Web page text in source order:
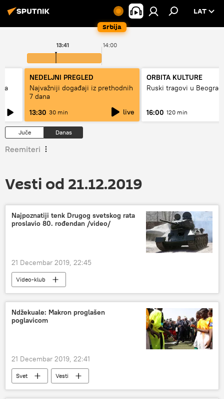
Srbija
LAT
14:00
13:41
NEDELJNI PREGLED
Najvažniji događaji iz prethodnih
7 dana
13:30 30 min live
ORBITA KULTURE
Ruski tragovi u
16:00 120 min
Juče Danas
Reemiteri
Vesti od 21.12.2019
Najpoznatiji tenk Drugog svetskog rata
proslavio 80. rođendan /video/
21 Decembar 2019, 22:45
Video-klub
Ndžekuale: Makron proglašen
poglavicom
21 Decembar 2019, 22:41
Svet Vesti